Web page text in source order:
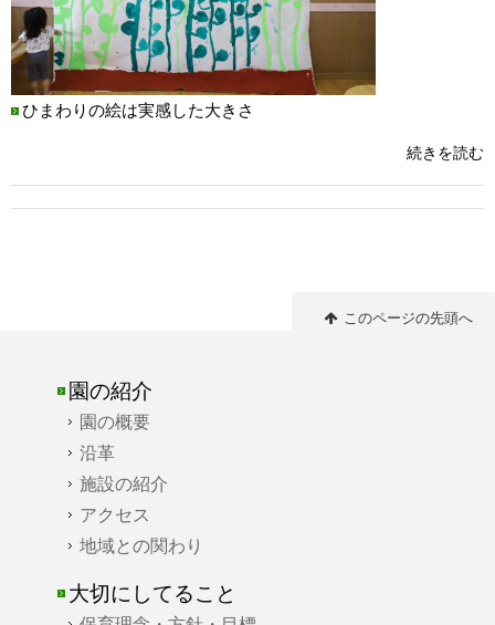
ひまわりの絵は実感した大きさ
続きを読む
このページの先頭へ
園の紹介
園の概要
沿革
施設の紹介
アクセス
地域との関わり
大切にしてること